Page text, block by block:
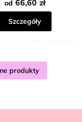
od 66,60 zł
Szczegóły
produkty